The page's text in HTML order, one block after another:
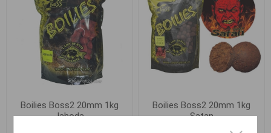
Boilies Boss2 20mm 1kg
Jahoda
Boilies Boss2 20mm 1kg
Satan